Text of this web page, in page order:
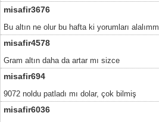
misafir3676
Bu altın ne olur bu hafta ki yorumları alalımm
misafir4578
Gram altın daha da artar mı sizce
misafir694
9072 noldu patladı mı dolar, çok bilmiş
misafir6036